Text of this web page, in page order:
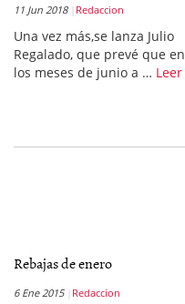
11 Jun 2018 Redaccion
Una vez más,se lanza Julio
Regalado, que prevé que en
los meses de junio a … Leer
Rebajas de enero
6 Ene 2015 Redaccion